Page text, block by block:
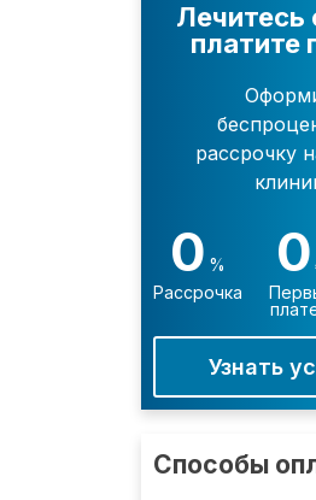
Лечитесь
платите
рассрочку
0 %
Рассрочка
0
Узнать
Способы